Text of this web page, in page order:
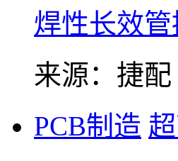
焊性长效
来源：捷配
PCB制造